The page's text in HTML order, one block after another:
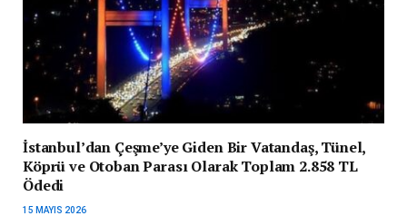
İstanbul’dan Çeşme’ye Giden Bir Vatandaş, Tünel,
Köprü ve Otoban Parası Olarak Toplam 2.858 TL
Ödedi
15 MAYIS 2026